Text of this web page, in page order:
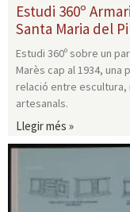
Estudi 360º
Santa Maria del Pi
Estudi 360º sobre un
Marès cap al 1934, una
relació entre
artesanals.
Llegir més »